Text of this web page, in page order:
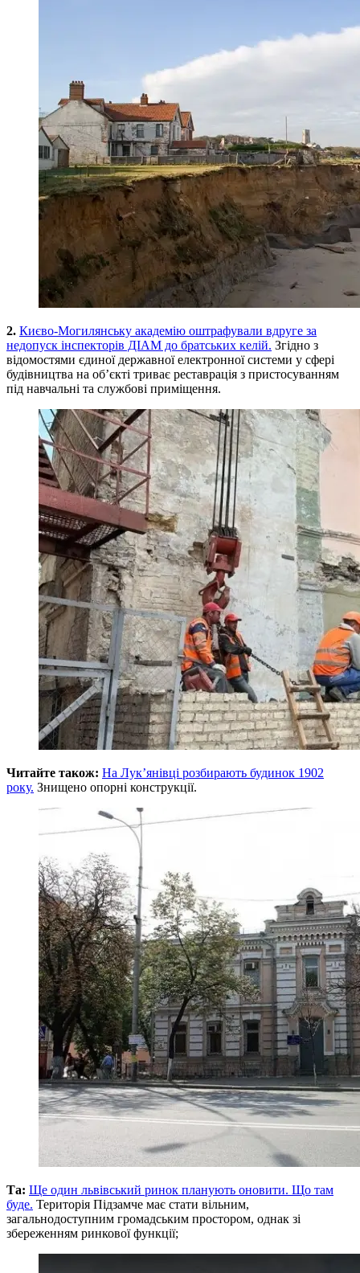
2. Києво-Могилянську академію оштрафували вдруге за
недопуск інспекторів ДІАМ до братських келій. Згідно з
відомостями єдиної державної електронної системи у сфері
будівництва на обʼєкті триває реставрація з пристосуванням
під навчальні та службові приміщення.
Читайте також: На Лук’янівці розбирають будинок 1902
року. Знищено опорні конструкції.
Та: Ще один львівський ринок планують оновити. Що там
буде. Територія Підзамче має стати вільним,
загальнодоступним громадським простором, однак зі
збереженням ринкової функції;